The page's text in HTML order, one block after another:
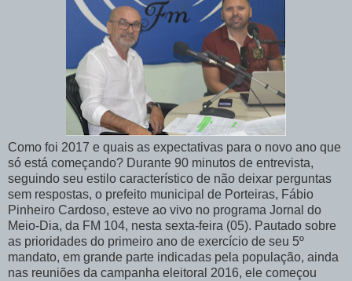
Como foi 2017 e quais as expectativas para o novo ano que
só está começando? Durante 90 minutos de entrevista,
seguindo seu estilo característico de não deixar perguntas
sem respostas, o prefeito municipal de Porteiras, Fábio
Pinheiro Cardoso, esteve ao vivo no programa Jornal do
Meio-Dia, da FM 104, nesta sexta-feira (05). Pautado sobre
as prioridades do primeiro ano de exercício de seu 5º
mandato, em grande parte indicadas pela população, ainda
nas reuniões da campanha eleitoral 2016, ele começou